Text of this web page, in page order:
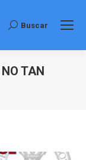
Buscar:
Buscar
TAN